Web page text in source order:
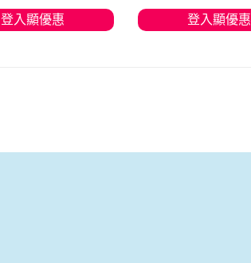
登入顯優惠 登入顯優惠